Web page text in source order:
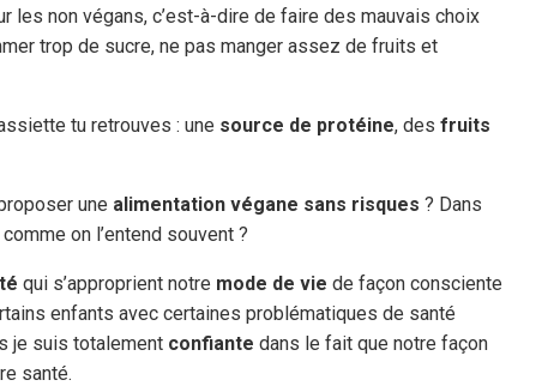
les non végans, c’est-à-dire de faire des mauvais choix
trop de sucre, ne pas manger assez de fruits et
tu retrouves : une source de protéine, des fruits
une alimentation végane sans risques ? Dans
comme on l’entend souvent ?
qui s’approprient notre mode de vie de façon consciente
enfants avec certaines problématiques de santé
je suis totalement confiante dans le fait que notre façon
santé.